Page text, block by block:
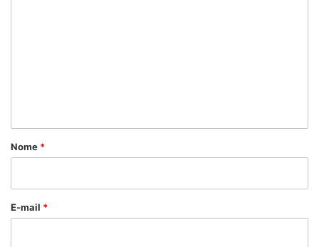
r
*
Nome *
E-mail *